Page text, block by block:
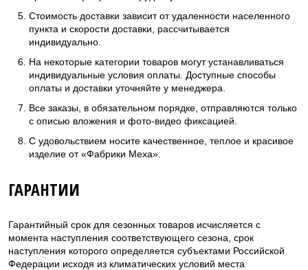
Стоимость доставки зависит от удаленности населенного
пункта и скорости доставки, рассчитывается
индивидуально.
На некоторые категории товаров могут устанавливаться
индивидуальные условия оплаты. Доступные способы
оплаты и доставки уточняйте у менеджера.
Все заказы, в обязательном порядке, отправляются только
с описью вложения и фото-видео фиксацией.
С удовольствием носите качественное, теплое и красивое
изделие от «Фабрики Меха».
ГАРАНТИИ
Гарантийный срок для сезонных товаров исчисляется с
момента наступления соответствующего сезона, срок
наступления которого определяется субъектами Российской
Федерации исходя из климатических условий места